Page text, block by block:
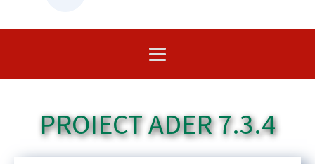
PROIECT ADER 7.3.4